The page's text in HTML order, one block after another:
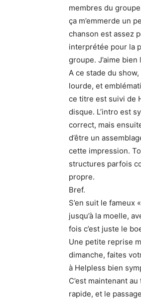
membres du
ça m’emmerde un
chanson est assez
interprétée pour la
groupe. J’aime
A ce stade du
lourde, et
ce titre est suivi de
disque. L’intro est
correct, mais
d’être un
cette impression.
structures parfois
propre.
Bref.
S’en suit le fameux
jusqu’à la moelle,
fois c’est juste le
Une petite reprise
dimanche, faites
à Helpless bien
C’est maintenant
rapide, et le